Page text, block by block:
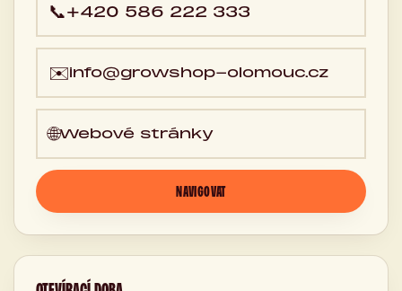
📞+420 586 222 333
✉️info@growshop-olomouc.cz
🌐Webové stránky
NAVIGOVAT